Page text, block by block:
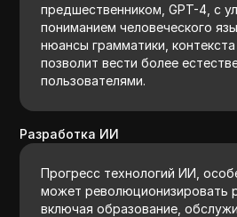
предшественником, GPT-4, с
пониманием человеческого
нюансы грамматики,
позволит вести более
пользователями.
Разработка ИИ
Прогресс технологий ИИ,
может революционизировать
включая образование,